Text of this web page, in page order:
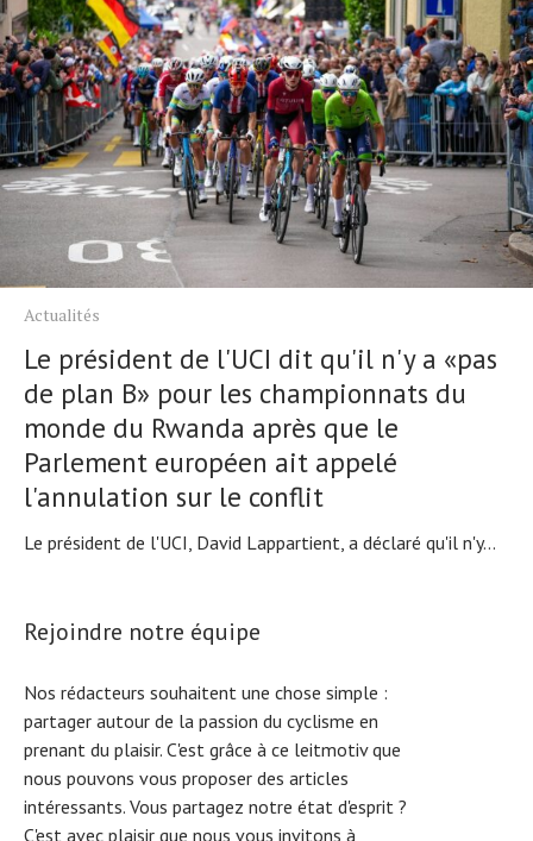
Actualités
Le président de l'UCI dit qu'il n'y a «pas
de plan B» pour les championnats du
monde du Rwanda après que le
Parlement européen ait appelé
l'annulation sur le conflit
Le président de l'UCI, David Lappartient, a déclaré qu'il n'y...
Rejoindre notre équipe
Nos rédacteurs souhaitent une chose simple :
partager autour de la passion du cyclisme en
prenant du plaisir. C'est grâce à ce leitmotiv que
nous pouvons vous proposer des articles
intéressants. Vous partagez notre état d'esprit ?
C'est avec plaisir que nous vous invitons à